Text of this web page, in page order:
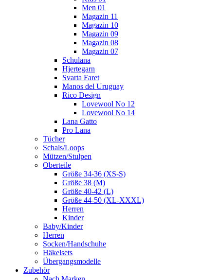
Men 01
Magazin 11
Magazin 10
Magazin 09
Magazin 08
Magazin 07
Schulana
Hjertegarn
Svarta Faret
Manos del Uruguay
Rico Design
Lovewool No 12
Lovewool No 14
Lana Gatto
Pro Lana
Tücher
Schals/Loops
Mützen/Stulpen
Oberteile
Größe 34-36 (XS-S)
Größe 38 (M)
Größe 40-42 (L)
Größe 44-50 (XL-XXXL)
Herren
Kinder
Baby/Kinder
Herren
Socken/Handschuhe
Häkelsets
Übergangsmodelle
Zubehör